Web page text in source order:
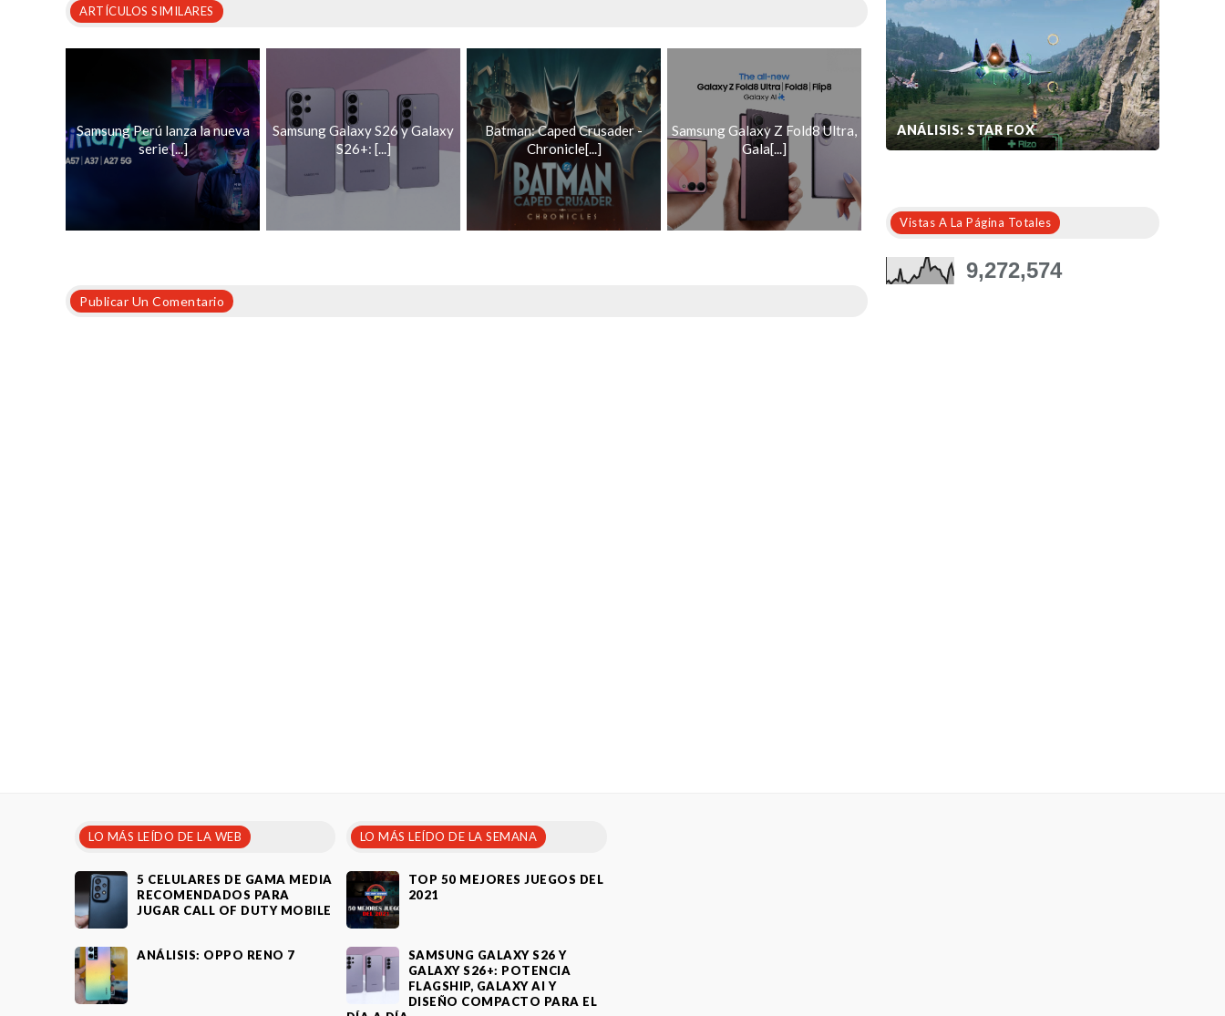
ARTÍCULOS SIMILARES
Samsung Perú lanza la nueva
serie [...]
Samsung Galaxy S26 y Galaxy
S26+: [...]
Batman: Caped Crusader -
Chronicle[...]
Samsung Galaxy Z Fold8 Ultra,
Gala[...]
Publicar Un Comentario
ANÁLISIS: STAR FOX
Vistas A La Página Totales
9,272,574
LO MÁS LEÍDO DE LA WEB
5 CELULARES DE GAMA MEDIA
RECOMENDADOS PARA
JUGAR CALL OF DUTY MOBILE
ANÁLISIS: OPPO RENO 7
LO MÁS LEÍDO DE LA SEMANA
TOP 50 MEJORES JUEGOS DEL
2021
SAMSUNG GALAXY S26 Y
GALAXY S26+: POTENCIA
FLAGSHIP, GALAXY AI Y
DISEÑO COMPACTO PARA EL